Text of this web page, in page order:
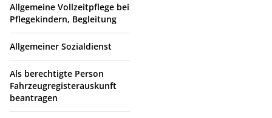
Allgemeine Vollzeitpflege bei
Pflegekindern, Begleitung
Allgemeiner Sozialdienst
Als berechtigte Person
Fahrzeugregisterauskunft
beantragen